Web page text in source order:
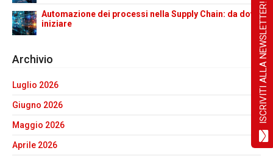
Automazione dei processi nella Supply Chain: da dove
iniziare
Archivio
Luglio 2026
Giugno 2026
Maggio 2026
Aprile 2026
ISCRIVITI ALLA NEWSLETTER!